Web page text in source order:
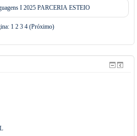
I 2025 PARCERIA ESTEIO
1 2 3 4 (Próximo)